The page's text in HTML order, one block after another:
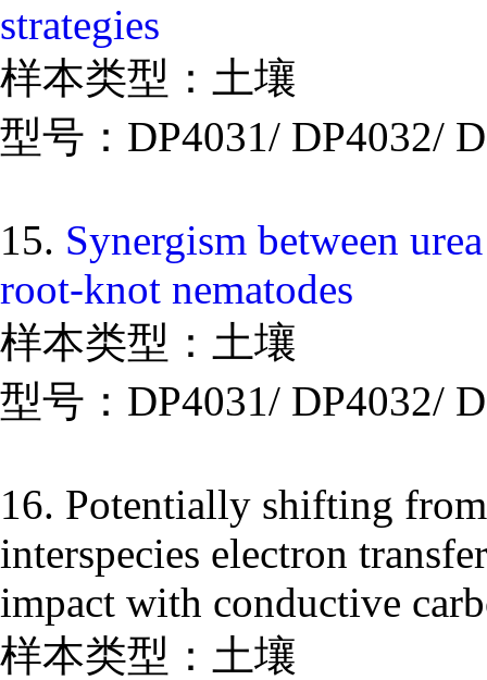
strategies
样本类型：土壤
型号：DP4031/ DP4032/
15. Synergism between
root-knot nematodes
样本类型：土壤
型号：DP4031/ DP4032/
16. Potentially shifting
interspecies electron
impact with conductive
样本类型：土壤